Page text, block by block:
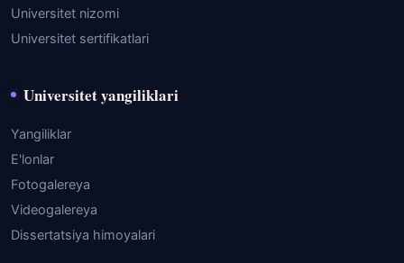
Universitet nizomi
Universitet sertifikatlari
Universitet yangiliklari
Yangiliklar
E'lonlar
Fotogalereya
Videogalereya
Dissertatsiya himoyalari